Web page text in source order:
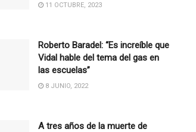
11 OCTUBRE, 2023
Roberto Baradel: “Es increíble que
Vidal hable del tema del gas en
las escuelas”
8 JUNIO, 2022
A tres años de la muerte de